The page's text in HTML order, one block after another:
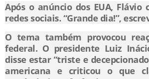
Após o anúncio dos EUA, Flávio
redes sociais. “Grande dia!”,
O tema também provocou
federal. O presidente Luiz
disse estar “triste e
americana e criticou o que